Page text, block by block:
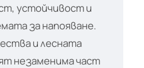
устойчивост и
за напояване.
и лесната
незаменима част